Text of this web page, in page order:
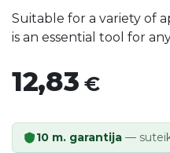
Suitable for a variety of
is an essential tool for
12,83 €
10 m. garantija —